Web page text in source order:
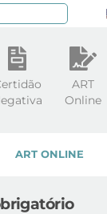
ART ONLINE
ART
Online